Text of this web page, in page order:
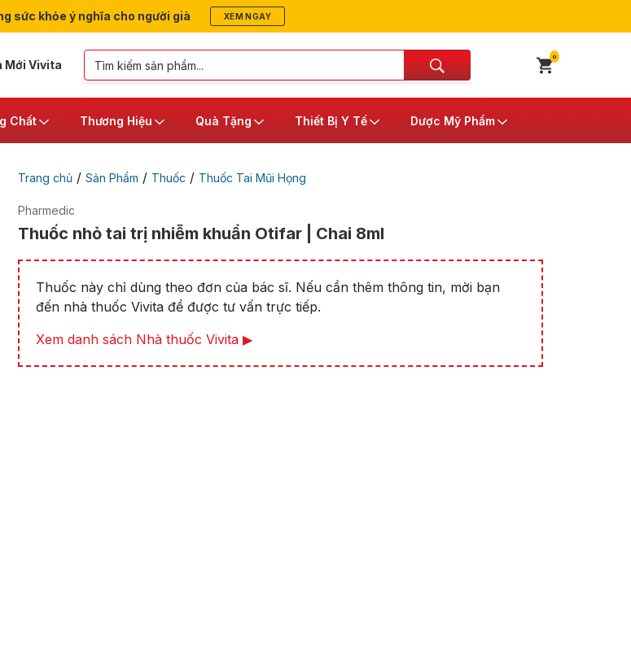
sức khỏe ý nghĩa cho người già XEM NGAY
Mới Vivita
0
Chất Thương Hiệu Quà Tặng Thiết Bị Y Tế Dược Mỹ Phẩm
Trang chủ/ Sản Phẩm / Thuốc / Thuốc Tai Mũi Họng
Pharmedic
Thuốc nhỏ tai trị nhiễm khuẩn Otifar | Chai 8ml
Thuốc này chỉ dùng theo đơn của bác sĩ. Nếu cần thêm thông tin, mời bạn
đến nhà thuốc Vivita để được tư vấn trực tiếp.
Xem danh sách Nhà thuốc Vivita ▶